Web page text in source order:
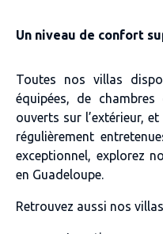
Un niveau de confort
Toutes nos villas
équipées, de chambres
ouverts sur l’extérieur,
régulièrement
exceptionnel, explorez
en Guadeloupe.
Retrouvez aussi nos